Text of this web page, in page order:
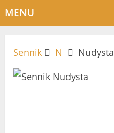
MENU
Sennik N Nudysta